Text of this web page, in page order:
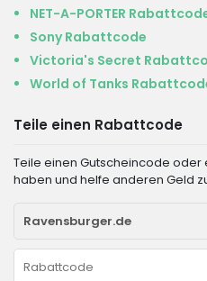
NET-A-PORTER
Sony Rabattcode
Victoria's Secret
World of Tanks
Teile einen Rabattcode
Teile einen Gutscheincode
haben und helfe anderen Geld